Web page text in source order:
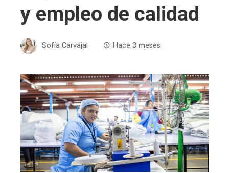
y empleo de calidad
Sofía Carvajal Hace 3 meses